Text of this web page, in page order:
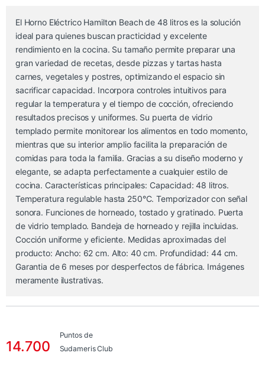
El Horno Eléctrico Hamilton Beach de 48 litros es la solución
ideal para quienes buscan practicidad y excelente
rendimiento en la cocina. Su tamaño permite preparar una
gran variedad de recetas, desde pizzas y tartas hasta
carnes, vegetales y postres, optimizando el espacio sin
sacrificar capacidad. Incorpora controles intuitivos para
regular la temperatura y el tiempo de cocción, ofreciendo
resultados precisos y uniformes. Su puerta de vidrio
templado permite monitorear los alimentos en todo momento,
mientras que su interior amplio facilita la preparación de
comidas para toda la familia. Gracias a su diseño moderno y
elegante, se adapta perfectamente a cualquier estilo de
cocina. Características principales: Capacidad: 48 litros.
Temperatura regulable hasta 250°C. Temporizador con señal
sonora. Funciones de horneado, tostado y gratinado. Puerta
de vidrio templado. Bandeja de horneado y rejilla incluidas.
Cocción uniforme y eficiente. Medidas aproximadas del
producto: Ancho: 62 cm. Alto: 40 cm. Profundidad: 44 cm.
Garantia de 6 meses por desperfectos de fábrica. Imágenes
meramente ilustrativas.
14.700
Puntos de
Sudameris Club